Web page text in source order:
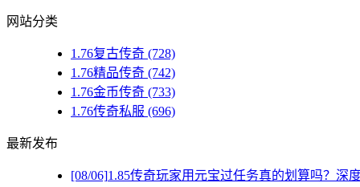
网站分类
1.76复古传奇 (728)
1.76精品传奇 (742)
1.76金币传奇 (733)
1.76传奇私服 (696)
最新发布
[08/06]1.85传奇玩家用元宝过任务真的划算吗？深